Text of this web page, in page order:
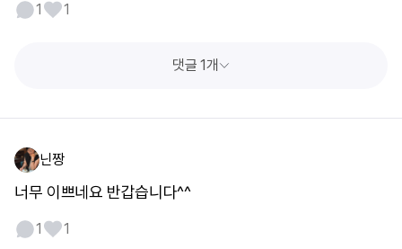
1 1
댓글 1개
닌짱
너무 이쁘네요 반갑습니다^^
1 1